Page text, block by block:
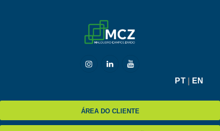
PT| EN
ÁREA DO CLIENTE
EXPERTISE
NA MÍDIA